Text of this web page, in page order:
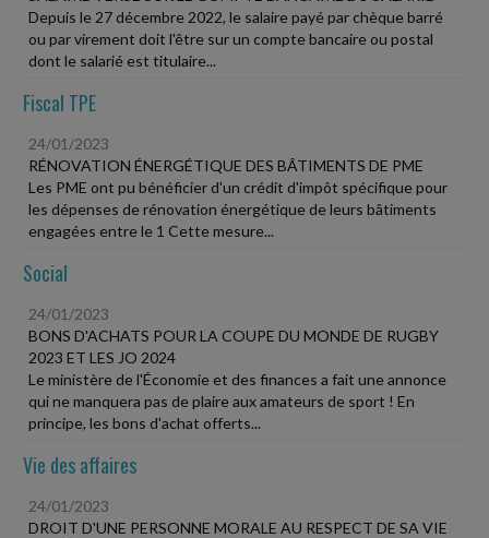
Depuis le 27 décembre 2022, le salaire payé par chèque barré
ou par virement doit l'être sur un compte bancaire ou postal
dont le salarié est titulaire...
Fiscal TPE
24/01/2023
RÉNOVATION ÉNERGÉTIQUE DES BÂTIMENTS DE PME
Les PME ont pu bénéficier d'un crédit d'impôt spécifique pour
les dépenses de rénovation énergétique de leurs bâtiments
engagées entre le 1 Cette mesure...
Social
24/01/2023
BONS D'ACHATS POUR LA COUPE DU MONDE DE RUGBY
2023 ET LES JO 2024
Le ministère de l'Économie et des finances a fait une annonce
qui ne manquera pas de plaire aux amateurs de sport ! En
principe, les bons d'achat offerts...
Vie des affaires
24/01/2023
DROIT D'UNE PERSONNE MORALE AU RESPECT DE SA VIE